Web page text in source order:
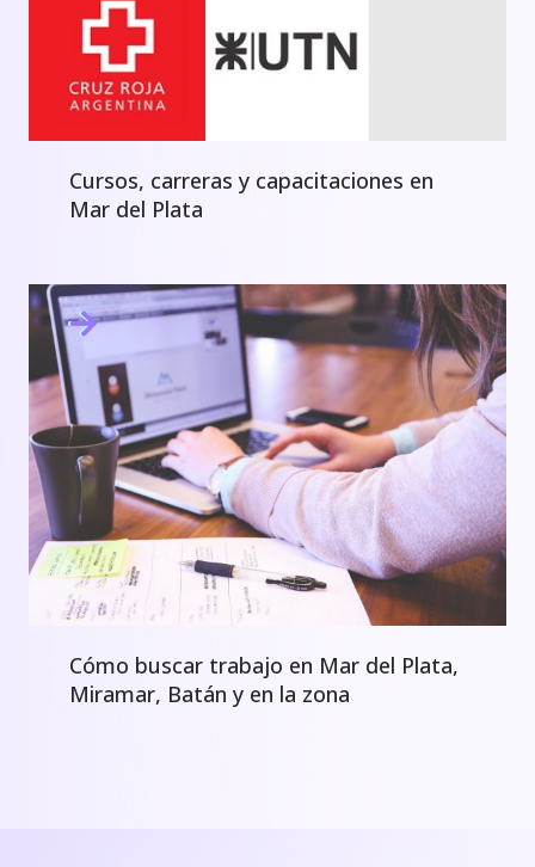
Cursos, carreras y capacitaciones en
Mar del Plata
Cómo buscar trabajo en Mar del Plata,
Miramar, Batán y en la zona